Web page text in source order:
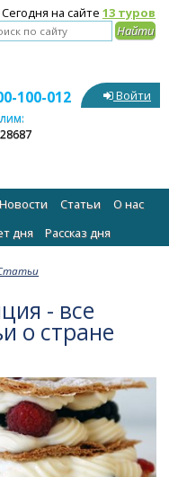
Сегодня на сайте 13 туров
100-012 Войти
Новости Статьи
О нас
дня Рассказ дня
- все
о стране